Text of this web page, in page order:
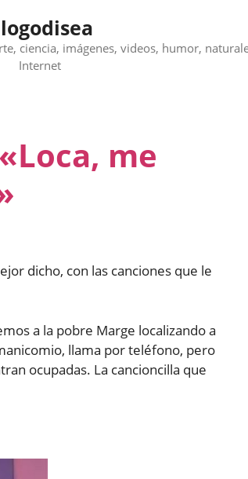
ciencia, imágenes, videos, humor,
Internet
me
dicho, con las canciones que le
a la pobre Marge localizando a
llama por teléfono, pero
ocupadas. La cancioncilla que